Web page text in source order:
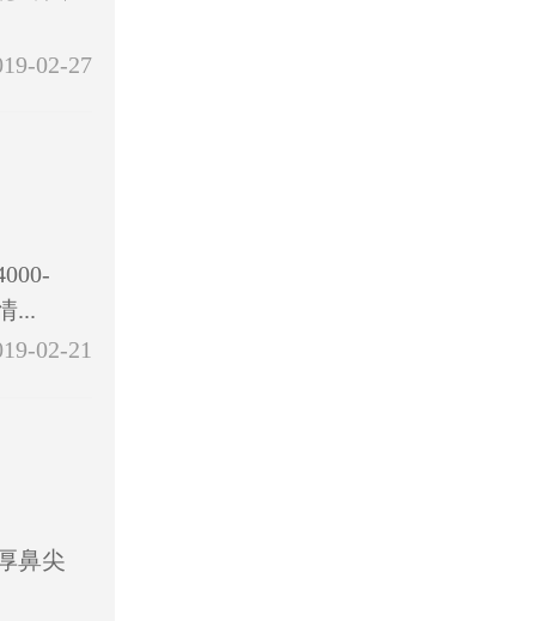
02-27
...
02-21
鼻尖